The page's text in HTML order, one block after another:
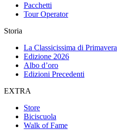
Pacchetti
Tour Operator
Storia
La Classicissima di Primavera
Edizione 2026
Albo d’oro
Edizioni Precedenti
EXTRA
Store
Biciscuola
Walk of Fame